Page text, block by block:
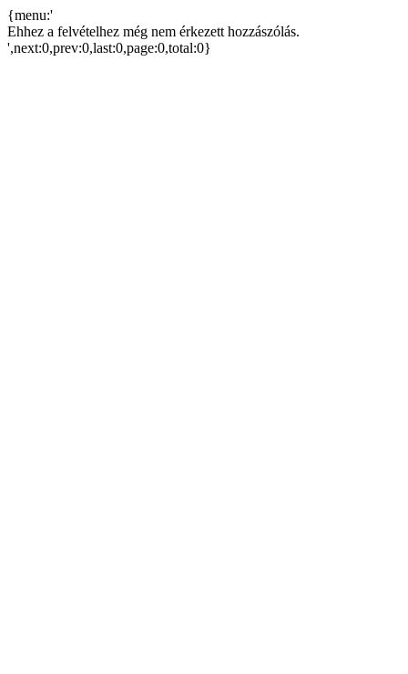
{menu:'
Ehhez a felvételhez még nem érkezett hozzászólás.
',next:0,prev:0,last:0,page:0,total:0}